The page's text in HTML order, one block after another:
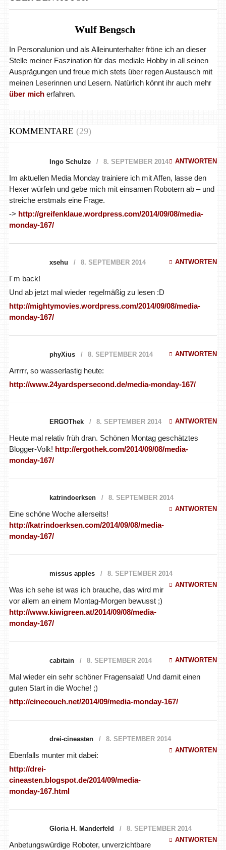
Wulf Bengsch
In Personalunion und als Alleinunterhalter fröne ich an dieser
Stelle meiner Faszination für das mediale Hobby in all seinen
Ausprägungen und freue mich stets über regen Austausch mit
meinen Leserinnen und Lesern. Natürlich könnt ihr auch mehr
über micherfahren.
KOMMENTARE (29)
Ingo Schulze 8. SEPTEMBER 2014 ANTWORTEN
Im aktuellen Media Monday trainiere ich mit Affen, lasse den
Hexer würfeln und gebe mich mit einsamen Robotern ab – und
streiche erstmals eine Frage.
-> http://greifenklaue.wordpress.com/2014/09/08/media-
monday-167/
xsehu 8. SEPTEMBER 2014 ANTWORTEN
I´m back!
Und ab jetzt mal wieder regelmäßig zu lesen :D
http://mightymovies.wordpress.com/2014/09/08/media-
monday-167/
phyXius 8. SEPTEMBER 2014 ANTWORTEN
Arrrrr, so wasserlastig heute:
http://www.24yardspersecond.de/media-monday-167/
ERGOThek 8. SEPTEMBER 2014 ANTWORTEN
Heute mal relativ früh dran. Schönen Montag geschätztes
Blogger-Volk! http://ergothek.com/2014/09/08/media-
monday-167/
katrindoerksen
8. SEPTEMBER 2014
ANTWORTEN
Eine schöne Woche allerseits!
http://katrindoerksen.com/2014/09/08/media-
monday-167/
missus apples
8. SEPTEMBER 2014
ANTWORTEN
Was ich sehe ist was ich brauche, das wird mir
vor allem an einem Montag-Morgen bewusst ;)
http://www.kiwigreen.at/2014/09/08/media-
monday-167/
cabitain 8. SEPTEMBER 2014 ANTWORTEN
Mal wieder ein sehr schöner Fragensalat! Und damit einen
guten Start in die Woche! ;)
http://cinecouch.net/2014/09/media-monday-167/
drei-cineasten
8. SEPTEMBER 2014
ANTWORTEN
Ebenfalls munter mit dabei:
http://drei-
cineasten.blogspot.de/2014/09/media-
monday-167.html
Gloria H. Manderfeld
8. SEPTEMBER 2014
ANTWORTEN
Anbetungswürdige Roboter, unverzichtbare